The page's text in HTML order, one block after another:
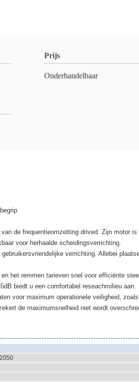
Prijs
Onderhandelbaar
de frequentieomzetting drived. Zijn motor
voor herhaalde scheidingsverrichting.
verrichting. Allebei
het remmen tarieven snel voor efficiënte
biedt u een comfortabel reseachmilieu aan.
voor maximum operationele veiligheid,
de maximumsnelheid niet wordt